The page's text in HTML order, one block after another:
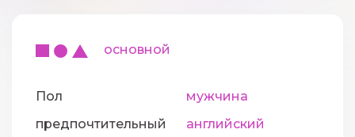
основной
Пол
мужчина
предпочтительный
английский